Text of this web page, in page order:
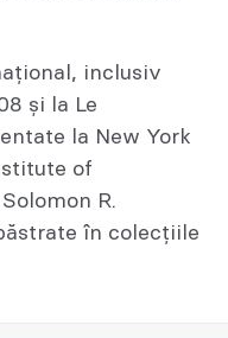
inclusiv
și la Le
la New York
of
R.
în colecțiile